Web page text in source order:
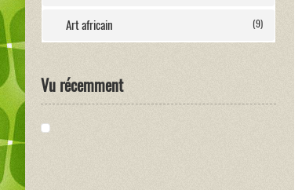
Art africain (9)
Vu récemment